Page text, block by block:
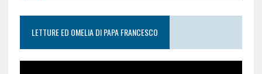
LETTURE ED OMELIA DI PAPA FRANCESCO